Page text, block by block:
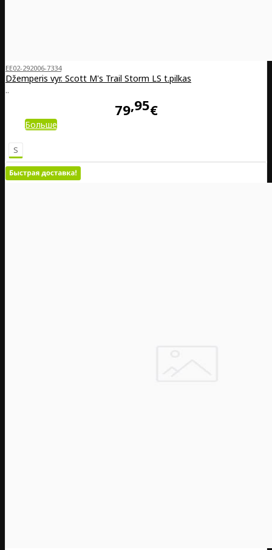
EE02-292006-7334
Džemperis vyr. Scott M's Trail Storm LS t.pilkas
..
79 95€
Больше
S